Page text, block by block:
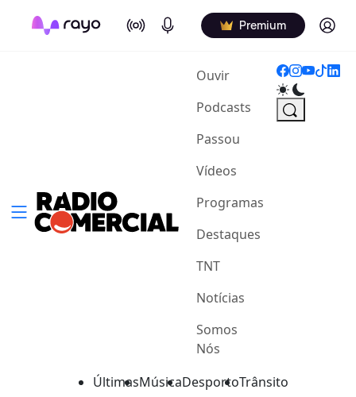
On Air Podcasts Premium Log in
Ouvir(current)
Podcasts
Passou
Vídeos
Programas
Destaques
TNT
Notícias
Somos
Nós
ÚltimasMúsicaDesportoTrânsito